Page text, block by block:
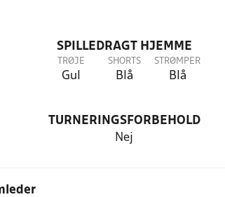
SPILLEDRAGT HJEMME
TRØJE
Gul
SHORTS
Blå
STRØMPER
Blå
TURNERINGSFORBEHOLD
Nej